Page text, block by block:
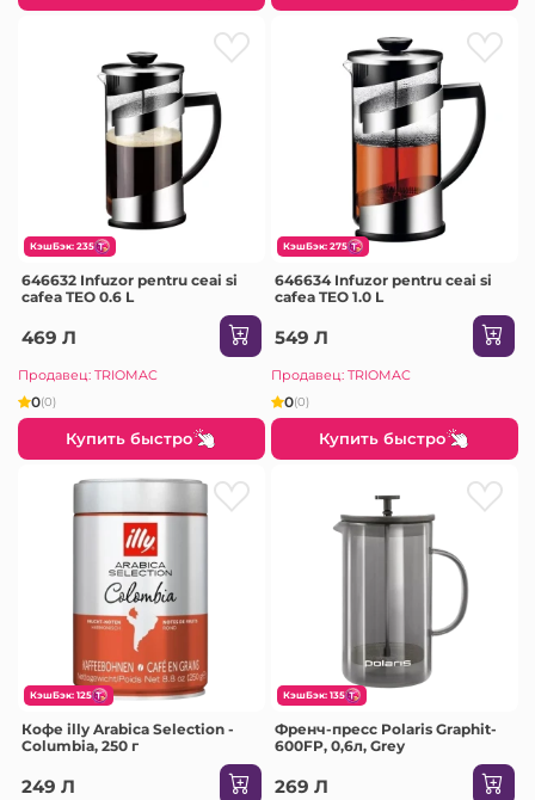
КэшБэк: 235
646632 Infuzor pentru ceai si
cafea TEO 0.6 L
469 Л
Продавец: TRIOMAC
0(0)
Купить быстро
КэшБэк: 275
646634 Infuzor pentru ceai si
cafea TEO 1.0 L
549 Л
Продавец: TRIOMAC
0(0)
Купить быстро
КэшБэк: 125
Кофе illy Arabica Selection -
Columbia, 250 г
249 Л
КэшБэк: 135
Френч-пресс Polaris Graphit-
600FP, 0,6л, Grey
269 Л